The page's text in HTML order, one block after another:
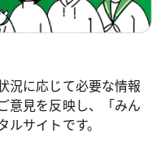
況に応じて必要な情報
意見を反映し、「みん
サイトです。